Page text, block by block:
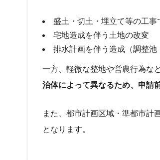
盛土・切土・埋立て等の工
宅地造成を伴う土地の改変
排水計画を伴う造成（調整池
一方、軽微な整地や営農行為な
治体によって異なるため、申請
また、都市計画区域・準都市計
となります。